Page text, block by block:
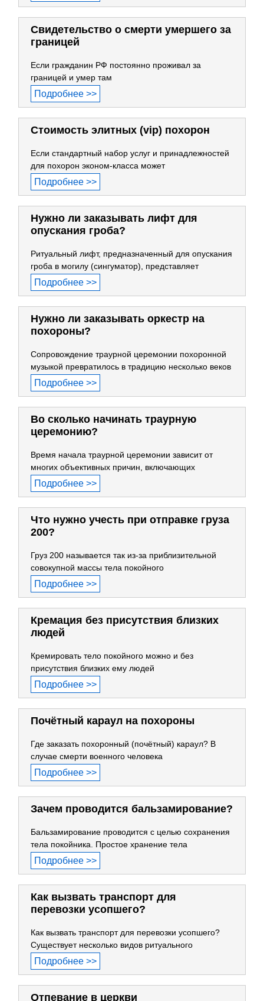
Свидетельство о смерти умершего за
границей
Если гражданин РФ постоянно проживал за
границей и умер там
Подробнее >>
Стоимость элитных (vip) похорон
Если стандартный набор услуг и принадлежностей
для похорон эконом-класса может
Подробнее >>
Нужно ли заказывать лифт для
опускания гроба?
Ритуальный лифт, предназначенный для опускания
гроба в могилу (сингуматор), представляет
Подробнее >>
Нужно ли заказывать оркестр на
похороны?
Сопровождение траурной церемонии похоронной
музыкой превратилось в традицию несколько веков
Подробнее >>
Во сколько начинать траурную
церемонию?
Время начала траурной церемонии зависит от
многих объективных причин, включающих
Подробнее >>
Что нужно учесть при отправке груза
200?
Груз 200 называется так из-за приблизительной
совокупной массы тела покойного
Подробнее >>
Кремация без присутствия близких
людей
Кремировать тело покойного можно и без
присутствия близких ему людей
Подробнее >>
Почётный караул на похороны
Где заказать похоронный (почётный) караул? В
случае смерти военного человека
Подробнее >>
Зачем проводится бальзамирование?
Бальзамирование проводится с целью сохранения
тела покойника. Простое хранение тела
Подробнее >>
Как вызвать транспорт для
перевозки усопшего?
Как вызвать транспорт для перевозки усопшего?
Существует несколько видов ритуального
Подробнее >>
Отпевание в церкви